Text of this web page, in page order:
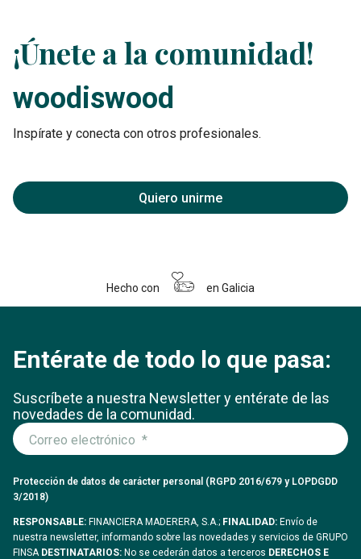
¡Únete a la comunidad!
woodiswood
Inspírate y conecta con otros profesionales.
Quiero unirme
Hecho con en Galicia
Entérate de todo lo que pasa:
Suscríbete a nuestra Newsletter y entérate de las
novedades de la comunidad.
Protección de datos de carácter personal (RGPD 2016/679 y LOPDGDD
3/2018)
RESPONSABLE: FINANCIERA MADERERA, S.A.; FINALIDAD: Envío de
nuestra newsletter, informando sobre las novedades y servicios de GRUPO
FINSADESTINATARIOS: No se cederán datos a terceros DERECHOS E